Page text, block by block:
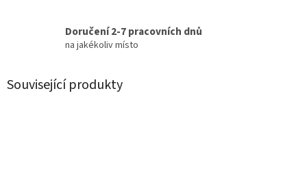
Doručení 2-7 pracovních dnů
na jakékoliv místo
Související produkty